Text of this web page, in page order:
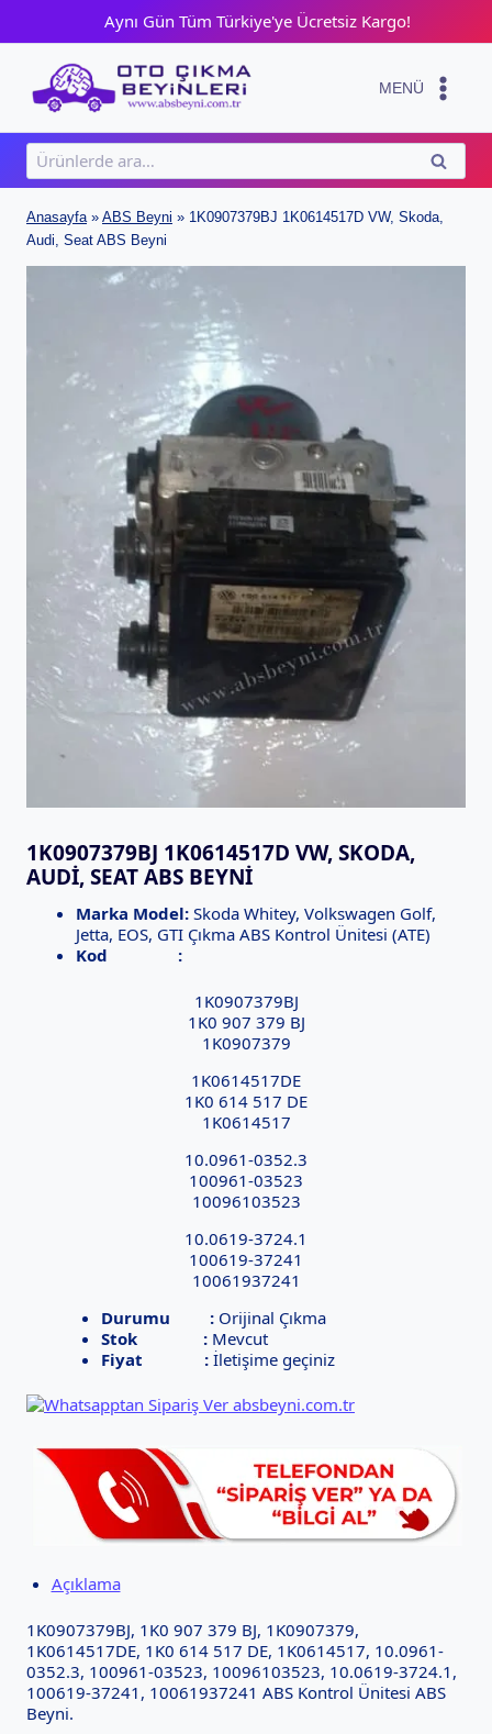
content
Aynı Gün Tüm Türkiye'ye Ücretsiz Kargo!
MENÜ
Ara:
ARA
Anasayfa» ABS Beyni » 1K0907379BJ 1K0614517D VW, Skoda,
Audi, Seat ABS Beyni
1K0907379BJ 1K0614517D VW, SKODA,
AUDI, SEAT ABS BEYNI
Marka Model: Skoda Whitey, Volkswagen Golf,
Jetta, EOS, GTI Çıkma ABS Kontrol Ünitesi (ATE)
Kod :
1K0907379BJ
1K0 907 379 BJ
1K0907379
1K0614517DE
1K0 614 517 DE
1K0614517
10.0961-0352.3
100961-03523
10096103523
10.0619-3724.1
100619-37241
10061937241
Durumu :Orijinal Çıkma
Stok :Mevcut
Fiyat :İletişime geçiniz
Açıklama
1K0907379BJ, 1K0 907 379 BJ, 1K0907379,
1K0614517DE, 1K0 614 517 DE, 1K0614517, 10.0961-
0352.3, 100961-03523, 10096103523, 10.0619-3724.1,
100619-37241, 10061937241 ABS Kontrol Ünitesi ABS
Beyni.